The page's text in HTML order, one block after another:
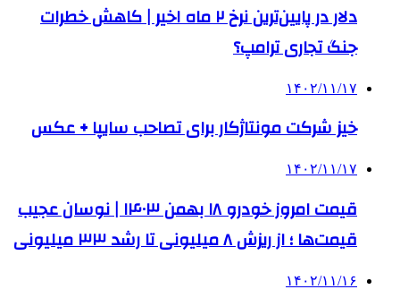
دلار در پایین‌ترین نرخ ۲ ماه اخیر | کاهش خطرات
جنگ تجاری ترامپ؟
۱۴۰۲/۱۱/۱۷
خیز شرکت مونتاژکار برای تصاحب سایپا + عکس
۱۴۰۲/۱۱/۱۷
قیمت امروز خودرو ۱۸ بهمن ۱۴۰۳ | نوسان عجیب
قیمت‌ها ؛ از ریزش ۸ میلیونی تا رشد ۳۳ میلیونی
۱۴۰۲/۱۱/۱۶